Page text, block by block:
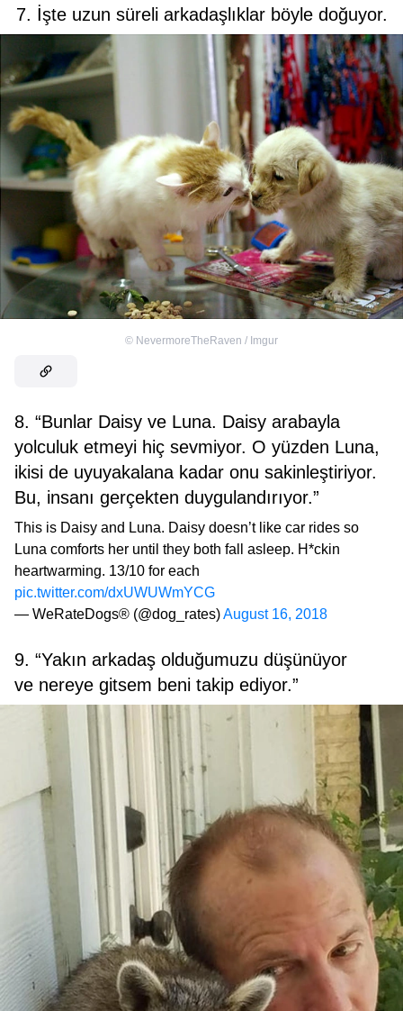
7. İşte uzun süreli arkadaşlıklar böyle doğuyor.
© NevermoreTheRaven / Imgur
8. “Bunlar Daisy ve Luna. Daisy arabayla
yolculuk etmeyi hiç sevmiyor. O yüzden Luna,
ikisi de uyuyakalana kadar onu sakinleştiriyor.
Bu, insanı gerçekten duygulandırıyor.”
This is Daisy and Luna. Daisy doesn’t like car rides so
Luna comforts her until they both fall asleep. H*ckin
heartwarming. 13/10 for each
pic.twitter.com/dxUWUWmYCG
— WeRateDogs® (@dog_rates)August 16, 2018
9. “Yakın arkadaş olduğumuzu düşünüyor
ve nereye gitsem beni takip ediyor.”